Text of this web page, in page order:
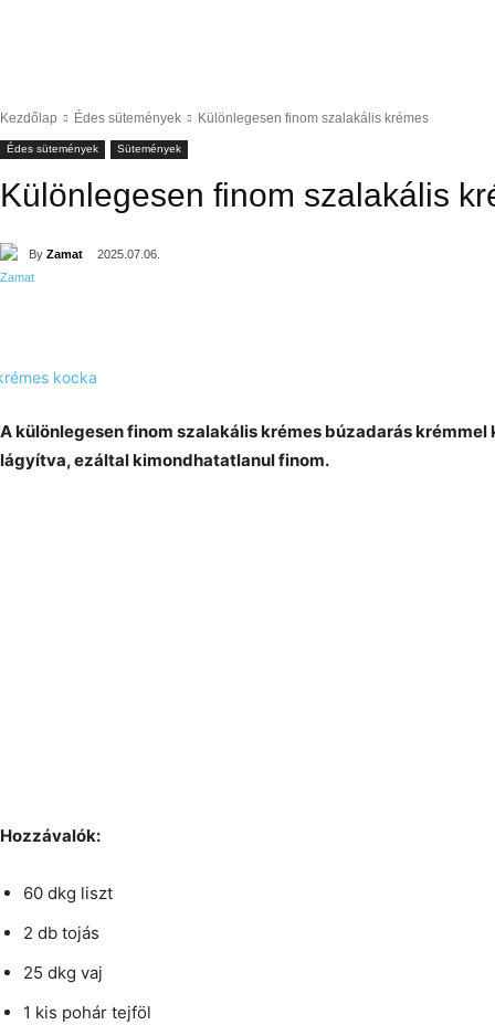
Kezdőlap Édes sütemények Különlegesen finom szalakális krémes
Édes sütemények Sütemények
Különlegesen finom szalakális
By Zamat 2025.07.06.
A különlegesen finom szalakális krémes búzadarás
lágyítva, ezáltal kimondhatatlanul finom.
Hozzávalók:
60 dkg liszt
2 db tojás
25 dkg vaj
1 kis pohár tejföl